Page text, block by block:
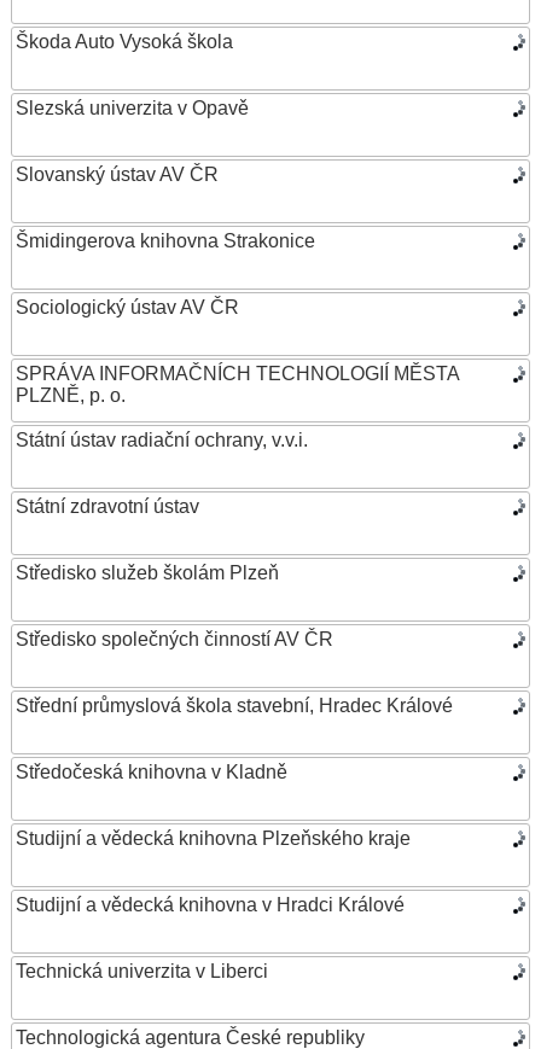
Škoda Auto Vysoká škola
Slezská univerzita v Opavě
Slovanský ústav AV ČR
Šmidingerova knihovna Strakonice
Sociologický ústav AV ČR
SPRÁVA INFORMAČNÍCH TECHNOLOGIÍ MĚSTA
PLZNĚ, p. o.
Státní ústav radiační ochrany, v.v.i.
Státní zdravotní ústav
Středisko služeb školám Plzeň
Středisko společných činností AV ČR
Střední průmyslová škola stavební, Hradec Králové
Středočeská knihovna v Kladně
Studijní a vědecká knihovna Plzeňského kraje
Studijní a vědecká knihovna v Hradci Králové
Technická univerzita v Liberci
Technologická agentura České republiky